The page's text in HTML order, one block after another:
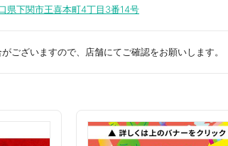
i
t
県下関市王喜本町4丁目3番14号
ございますので、店舗にてご確認をお願いします。